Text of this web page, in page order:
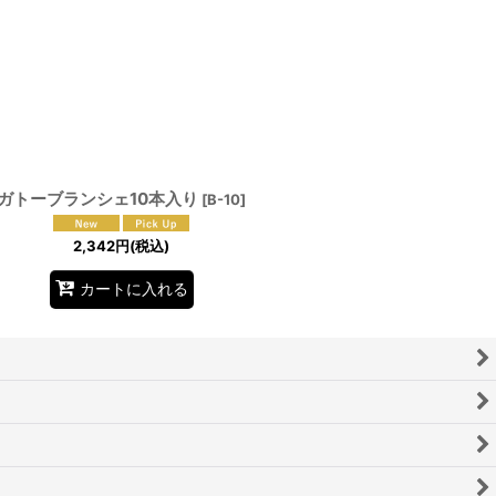
トーブランシェ10本入り [B-10]
2,342円(税込)
カートに入れる